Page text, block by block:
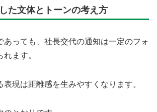
た文体とトーンの考え方
あっても、社長交代の通知は一定のフォ
ます。
現は距離感を生みやすくなります。